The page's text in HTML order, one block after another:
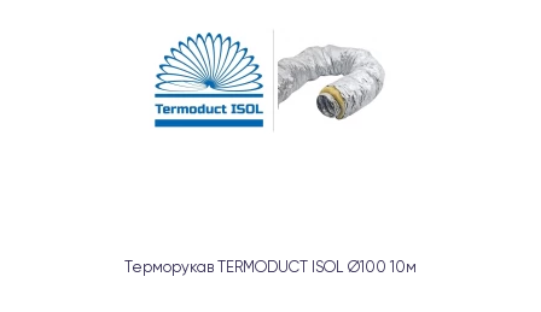
Терморукав TERMODUCT ISOL Ø100 10м